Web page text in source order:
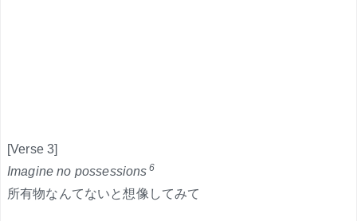
[Verse 3]
Imagine no possessions 6
所有物なんてないと想像してみて